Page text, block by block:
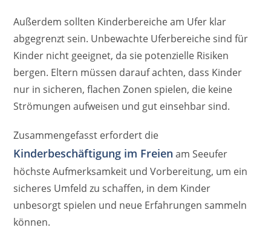
Außerdem sollten Kinderbereiche am Ufer klar
abgegrenzt sein. Unbewachte Uferbereiche sind für
Kinder nicht geeignet, da sie potenzielle Risiken
bergen. Eltern müssen darauf achten, dass Kinder
nur in sicheren, flachen Zonen spielen, die keine
Strömungen aufweisen und gut einsehbar sind.
Zusammengefasst erfordert die
Kinderbeschäftigung im Freien am Seeufer
höchste Aufmerksamkeit und Vorbereitung, um ein
sicheres Umfeld zu schaffen, in dem Kinder
unbesorgt spielen und neue Erfahrungen sammeln
können.